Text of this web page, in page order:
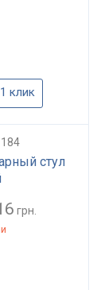
клик
стул
грн.